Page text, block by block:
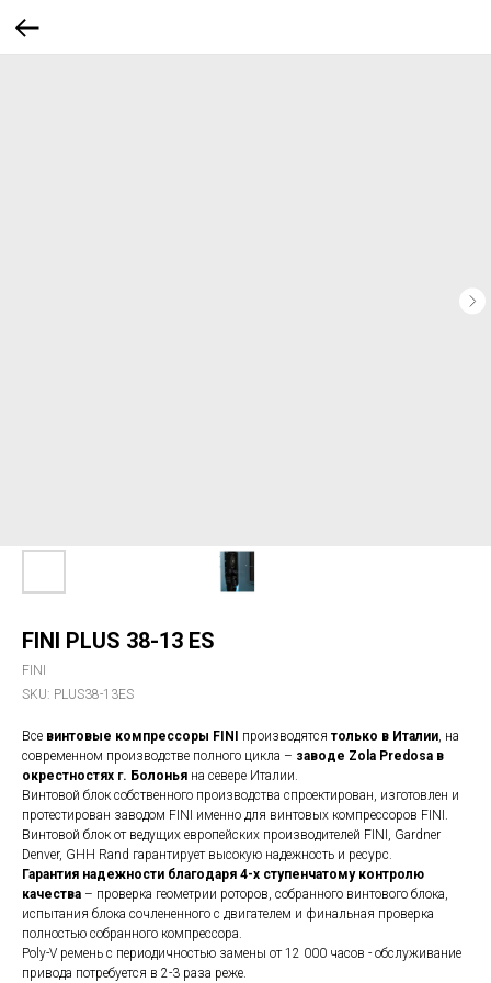
FINI PLUS 38-13 ES
FINI
SKU: PLUS38-13ES
Все винтовые компрессоры FINI производятся только в Италии, на
современном производстве полного цикла – заводе Zola Predosa в
окрестностях г. Болонья на севере Италии.
Винтовой блок собственного производства спроектирован, изготовлен и
протестирован заводом FINI именно для винтовых компрессоров FINI.
Винтовой блок от ведущих европейских производителей FINI, Gardner
Denver, GHH Rand гарантирует высокую надежность и ресурс.
Гарантия надежности благодаря 4-х ступенчатому контролю
качества – проверка геометрии роторов, собранного винтового блока,
испытания блока сочлененного с двигателем и финальная проверка
полностью собранного компрессора.
Poly-V ремень с периодичностью замены от 12 000 часов - обслуживание
привода потребуется в 2-3 раза реже.